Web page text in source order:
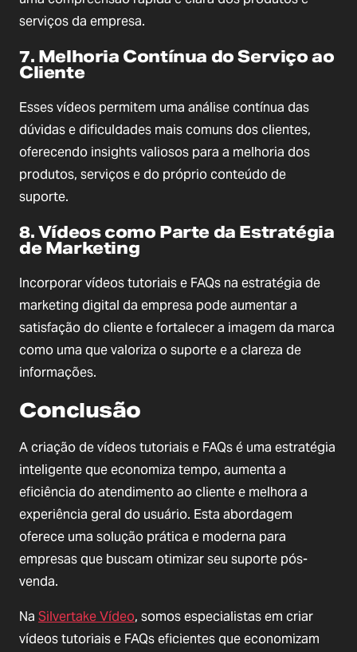
serviços da empresa.
7. Melhoria Contínua do Serviço ao
Cliente
Esses vídeos permitem uma análise contínua das
dúvidas e dificuldades mais comuns dos clientes,
oferecendo insights valiosos para a melhoria dos
produtos, serviços e do próprio conteúdo de
suporte.
8. Vídeos como Parte da Estratégia
de Marketing
Incorporar vídeos tutoriais e FAQs na estratégia de
marketing digital da empresa pode aumentar a
satisfação do cliente e fortalecer a imagem da marca
como uma que valoriza o suporte e a clareza de
informações.
Conclusão
A criação de vídeos tutoriais e FAQs é uma estratégia
inteligente que economiza tempo, aumenta a
eficiência do atendimento ao cliente e melhora a
experiência geral do usuário. Esta abordagem
oferece uma solução prática e moderna para
empresas que buscam otimizar seu suporte pós-
venda.
Na Silvertake Vídeo, somos especialistas em criar
vídeos tutoriais e FAQs eficientes que economizam